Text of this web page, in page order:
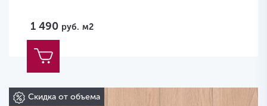
1 490 руб. м2
Скидка от объема